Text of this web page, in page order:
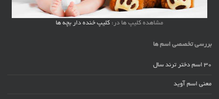
مشاهده کلیپ ها در: کلیپ خنده دار بچه ها
بررسی تخصصی اسم ها
30 اسم دختر ترند سال
معنی اسم آوید